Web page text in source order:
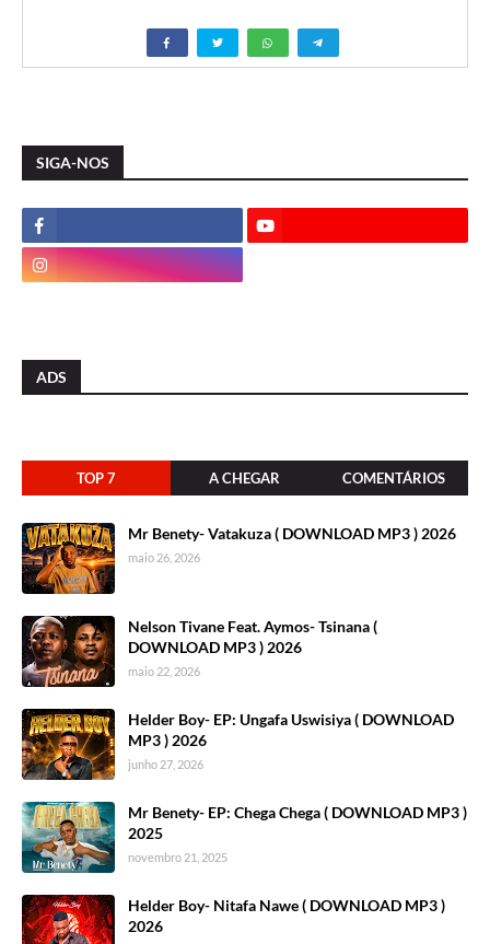
SIGA-NOS
ADS
TOP 7 A CHEGAR COMENTÁRIOS
Mr Benety- Vatakuza ( DOWNLOAD MP3 ) 2026
maio 26, 2026
Nelson Tivane Feat. Aymos- Tsinana (
DOWNLOAD MP3 ) 2026
maio 22, 2026
Helder Boy- EP: Ungafa Uswisiya ( DOWNLOAD
MP3 ) 2026
junho 27, 2026
Mr Benety- EP: Chega Chega ( DOWNLOAD MP3 )
2025
novembro 21, 2025
Helder Boy- Nitafa Nawe ( DOWNLOAD MP3 )
2026